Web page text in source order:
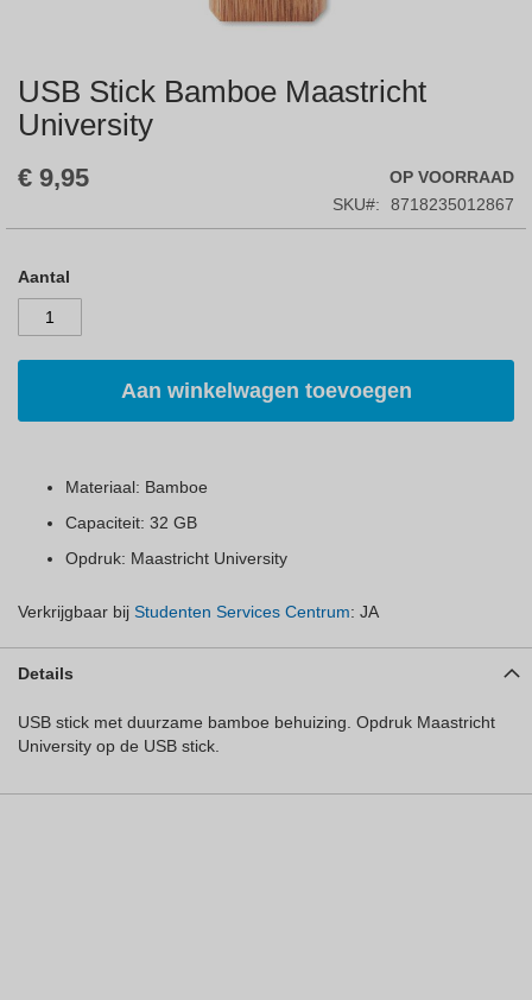
Skip
the
of
images
USB Stick Bamboe Maastricht
University
€ 9,95
OP VOORRAAD
SKU
8718235012867
Aantal
Aan winkelwagen toevoegen
Materiaal: Bamboe
Capaciteit: 32 GB
Opdruk: Maastricht University
Verkrijgbaar bij Studenten Services Centrum: JA
Details
USB stick met duurzame bamboe behuizing. Opdruk Maastricht
University op de USB stick.